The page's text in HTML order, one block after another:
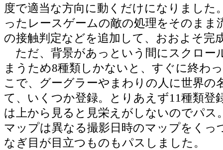
度で適当な方向に動くだけになりました
ったレースゲームの敵の処理をそのまま
の接触判定などを追加して、おおよそ完
ただ、背景があっという間にスクロー
まうため8種類しかないと、すぐに終わ
こで、グーグラーやまわりの人に世界の
て、いくつか登録。とりあえず11種類登
は上から見ると見栄えがしないのでパス
マップは異なる撮影日時のマップをくっ
なぎ目が目立つものもパスしました。